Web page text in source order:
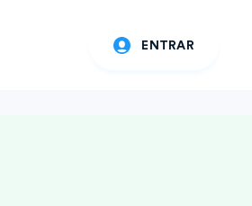
ENTRAR